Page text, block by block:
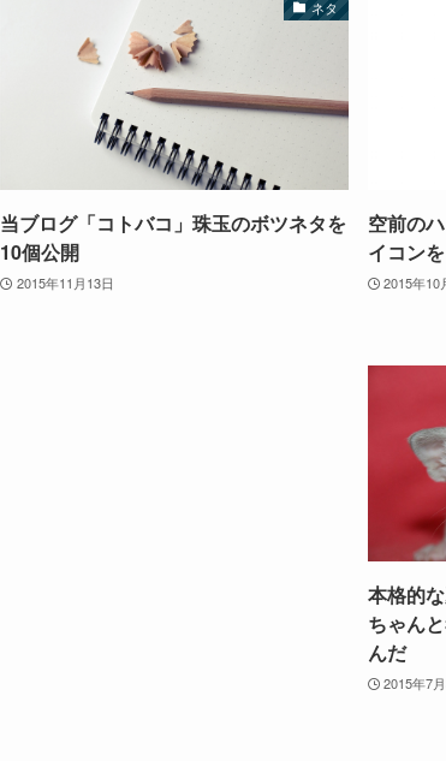
ネタ
当ブログ「コトバコ」珠玉のボツネタを
10個公開
2015年11月13日
空前の
イコン
2015年10
本格的
ちゃん
んだ
2015年7